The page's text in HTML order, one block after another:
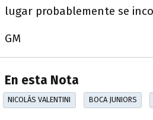
lugar probablemente se
GM
En esta Nota
NICOLÁS VALENTINI BOCA JUNIORS